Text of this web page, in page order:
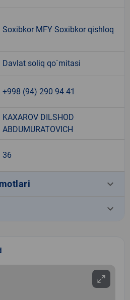
Soxibkor MFY Soxibkor qishloq
Davlat soliq qo`mitasi
+998 (94) 290 94 41
KAXAROV DILSHOD
ABDUMURATOVICH
36
keyboard_arrow_down
keyboard_arrow_down